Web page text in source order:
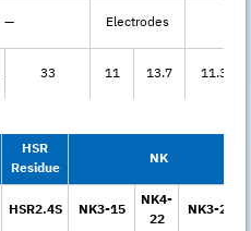
— Electrodes
33 11 13.7 11.3
HSR
Residue
NK
HSR2.4S NK3-15
NK4-
22
NK3-22L